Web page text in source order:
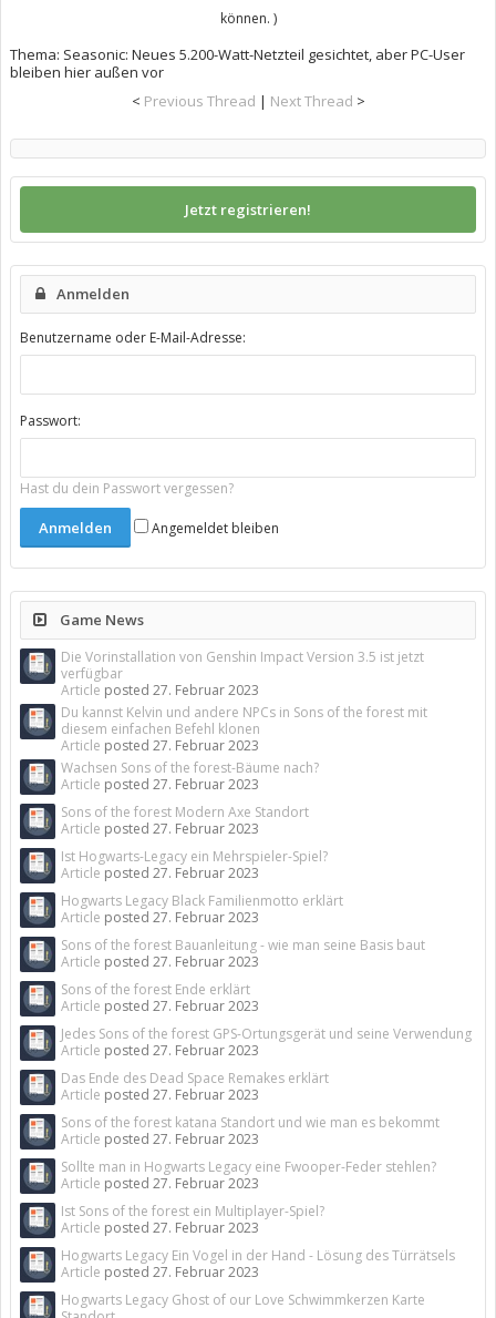
können. )
Thema: Seasonic: Neues 5.200-Watt-Netzteil gesichtet, aber PC-User
bleiben hier außen vor
< Previous Thread | Next Thread >
Jetzt registrieren!
Anmelden
Benutzername oder E-Mail-Adresse:
Passwort:
Hast du dein Passwort vergessen?
Angemeldet bleiben
Game News
Die Vorinstallation von Genshin Impact Version 3.5 ist jetzt
verfügbar
Article posted 27. Februar 2023
Du kannst Kelvin und andere NPCs in Sons of the forest mit
diesem einfachen Befehl klonen
Article posted 27. Februar 2023
Wachsen Sons of the forest-Bäume nach?
Article posted 27. Februar 2023
Sons of the forest Modern Axe Standort
Article posted 27. Februar 2023
Ist Hogwarts-Legacy ein Mehrspieler-Spiel?
Article posted 27. Februar 2023
Hogwarts Legacy Black Familienmotto erklärt
Article posted 27. Februar 2023
Sons of the forest Bauanleitung - wie man seine Basis baut
Article posted 27. Februar 2023
Sons of the forest Ende erklärt
Article posted 27. Februar 2023
Jedes Sons of the forest GPS-Ortungsgerät und seine Verwendung
Article posted 27. Februar 2023
Das Ende des Dead Space Remakes erklärt
Article posted 27. Februar 2023
Sons of the forest katana Standort und wie man es bekommt
Article posted 27. Februar 2023
Sollte man in Hogwarts Legacy eine Fwooper-Feder stehlen?
Article posted 27. Februar 2023
Ist Sons of the forest ein Multiplayer-Spiel?
Article posted 27. Februar 2023
Hogwarts Legacy Ein Vogel in der Hand - Lösung des Türrätsels
Article posted 27. Februar 2023
Hogwarts Legacy Ghost of our Love Schwimmkerzen Karte